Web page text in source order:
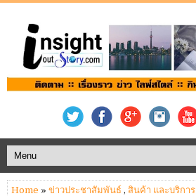
Home » ข่าวประชาสัมพันธ์ , สินค้า และบริการ